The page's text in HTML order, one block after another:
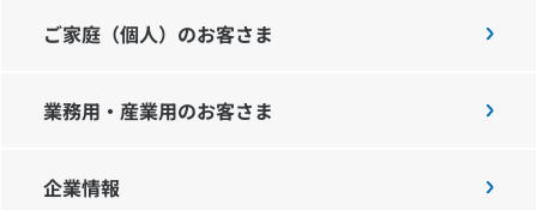
ご家庭（個人）のお客さま
業務用・産業用のお客さま
企業情報